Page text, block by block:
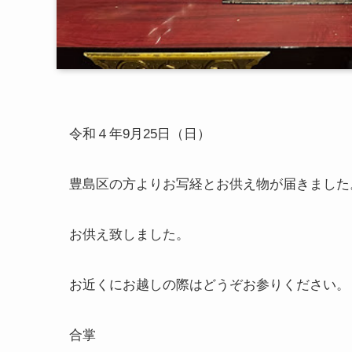
令和４年9月25日（日）
豊島区の方よりお写経とお供え物が届きまし
お供え致しました。
お近くにお越しの際はどうぞお参りください。
合掌